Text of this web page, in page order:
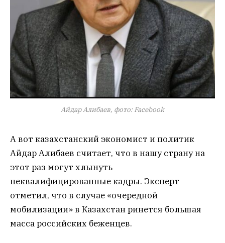
Айдар Алибаев, фото: Facebook
А вот казахстанский экономист и политик
Айдар Алибаев считает, что в нашу страну на
этот раз могут хлынуть
неквалифицированные кадры. Эксперт
отметил, что в случае «очередной
мобилизации» в Казахстан ринется большая
масса российских беженцев.